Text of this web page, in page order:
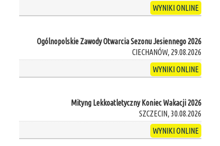
WYNIKI ONLINE
Ogólnopolskie Zawody Otwarcia Sezonu Jesiennego 2026
CIECHANÓW, 29.08.2026
WYNIKI ONLINE
Mityng Lekkoatletyczny Koniec Wakacji 2026
SZCZECIN, 30.08.2026
WYNIKI ONLINE